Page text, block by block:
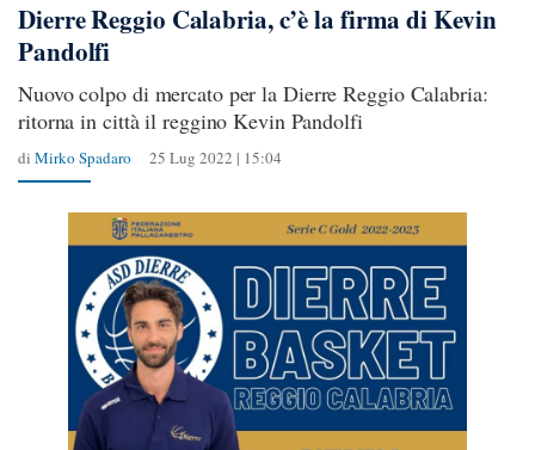
Dierre Reggio Calabria, c’è la firma di Kevin
Pandolfi
Nuovo colpo di mercato per la Dierre Reggio Calabria:
ritorna in città il reggino Kevin Pandolfi
di Mirko Spadaro 25 Lug 2022 | 15:04